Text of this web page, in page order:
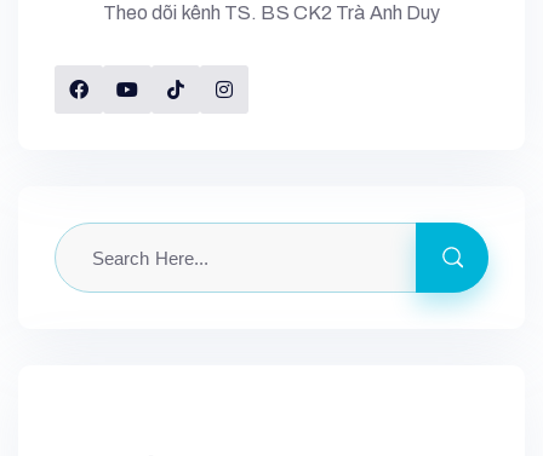
Theo dõi kênh TS. BS CK2 Trà Anh Duy